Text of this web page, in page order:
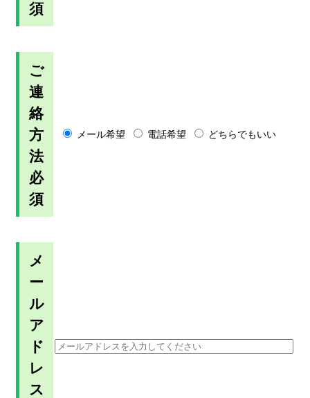
須
ご
連
絡
方
法
必
須
メール希望 電話希望 どちらでもいい
メ
ー
ル
ア
ド
レ
ス